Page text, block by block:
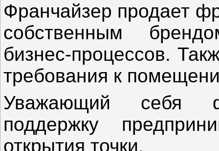
Франчайзер продает
собственным
бизнес-процессов.
требования к
Уважающий себя
поддержку
открытия точки.